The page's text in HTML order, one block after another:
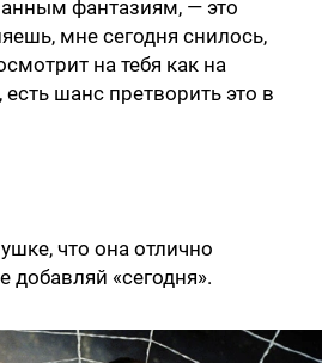
фантазиям, — это
мне сегодня снилось,
на тебя как на
шанс претворить это в
что она отлично
добавляй «сегодня».